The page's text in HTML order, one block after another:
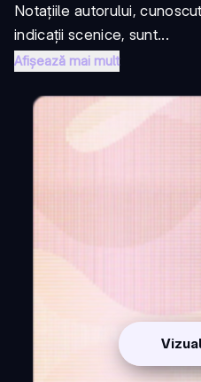
Notațiile autorului,
indicații scenice, sunt...
Afișează mai mult